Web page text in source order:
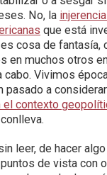
No, la
que está
cosa de fantasía,
en muchos otros
cabo. Vivimos
pasado a
contexto
leer, de hacer
de vista con